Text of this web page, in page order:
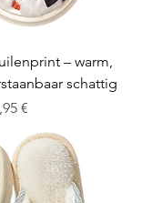
– warm,
schattig
€